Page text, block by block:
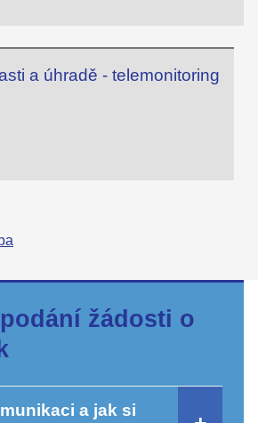
a úhradě - telemonitoring
žádosti o
a jak si